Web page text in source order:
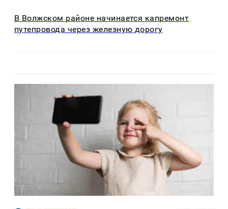
В Волжском районе начинается капремонт
путепровода через железную дорогу